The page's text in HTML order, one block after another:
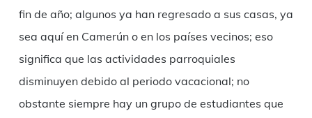
fin de año; algunos ya han regresado a sus casas, ya
sea aquí en Camerún o en los países vecinos; eso
significa que las actividades parroquiales
disminuyen debido al periodo vacacional; no
obstante siempre hay un grupo de estudiantes que